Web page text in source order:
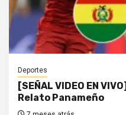
Deportes
[SEÑAL VIDEO EN
Relato Panameño